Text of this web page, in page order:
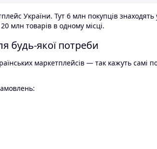
України. Тут 6 млн покупців знаходять
млн товарів в одному місці.
будь-якої потреби
маркетплейсів — так кажуть самі